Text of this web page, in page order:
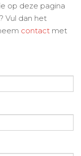
op deze pagina
Vul dan het
contact met